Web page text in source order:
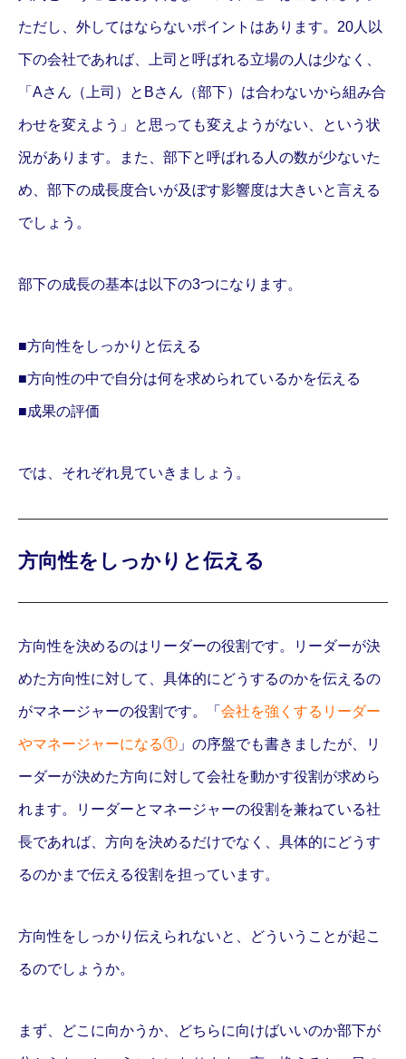
ただし、外してはならないポイントはあります。20人以
下の会社であれば、上司と呼ばれる立場の人は少なく、
「Aさん（上司）とBさん（部下）は合わないから組み合
わせを変えよう」と思っても変えようがない、という状
況があります。また、部下と呼ばれる人の数が少ないた
め、部下の成長度合いが及ぼす影響度は大きいと言える
でしょう。
部下の成長の基本は以下の3つになります。
■方向性をしっかりと伝える
■方向性の中で自分は何を求められているかを伝える
■成果の評価
では、それぞれ見ていきましょう。
方向性をしっかりと伝える
方向性を決めるのはリーダーの役割です。リーダーが決
めた方向性に対して、具体的にどうするのかを伝えるの
がマネージャーの役割です。「 会社を強くするリーダー
やマネージャーになる① 」の序盤でも書きましたが、リ
ーダーが決めた方向に対して会社を動かす役割が求めら
れます。リーダーとマネージャーの役割を兼ねている社
長であれば、方向を決めるだけでなく、具体的にどうす
るのかまで伝える役割を担っています。
方向性をしっかり伝えられないと、どういうことが起こ
るのでしょうか。
まず、どこに向かうか、どちらに向けばいいのか部下が